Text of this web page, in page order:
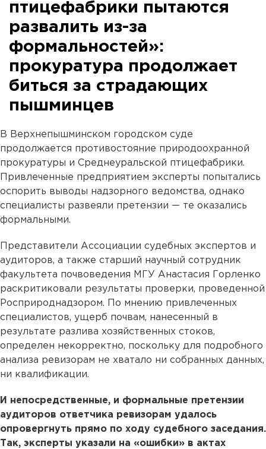
птицефабрики пытаются
развалить из-за
формальностей»:
прокуратура продолжает
биться за страдающих
пышминцев
В Верхнепышминском городском суде
продолжается противостояние природоохранной
прокуратуры и Среднеуральской птицефабрики.
Привлеченные предприятием эксперты попытались
оспорить выводы надзорного ведомства, однако
специалисты развеяли претензии — те оказались
формальными.
Представители Ассоциации судебных экспертов и
аудиторов, а также старший научный сотрудник
факультета почвоведения МГУ Анастасия Горленко
раскритиковали результаты проверки, проведенной
Росприроднадзором. По мнению привлеченных
специалистов, ущерб почвам, нанесенный в
результате разлива хозяйственных стоков,
определен некорректно, поскольку для подробного
анализа ревизорам не хватало ни собранных данных,
ни квалификации.
И непосредственные, и формальные претензии
аудиторов ответчика ревизорам удалось
опровергнуть прямо по ходу судебного заседания.
Так, эксперты указали на «ошибки» в актах